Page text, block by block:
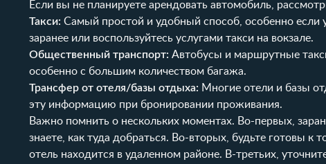
Если вы не планируете арендовать автомобиль,
Такси: Самый простой и удобный способ, особенно если
заранее или воспользуйтесь услугами такси на вокзале.
Общественный транспорт: Автобусы и маршрутные
особенно с большим количеством багажа.
Трансфер от отеля/базы отдыха: Многие отели и базы
эту информацию при бронировании проживания.
Важно помнить о нескольких моментах. Во-первых,
знаете, как туда добраться. Во-вторых, будьте готовы
отель находится в удаленном районе. В-третьих,